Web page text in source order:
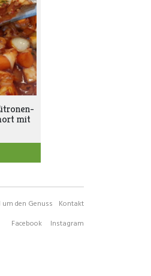
mit
um den Genuss
Kontakt
Facebook
Instagram